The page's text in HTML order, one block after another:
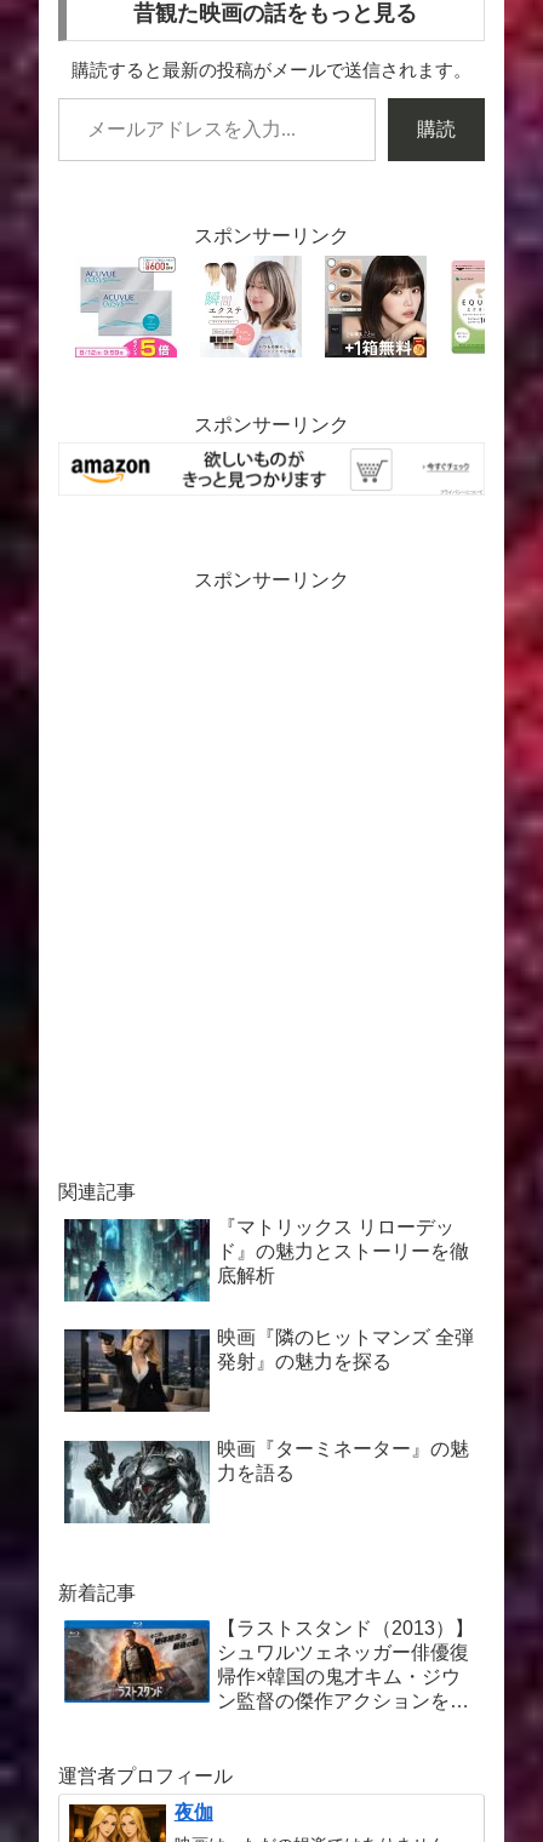
昔観た映画の話をもっと見る
購読すると最新の投稿がメールで送信されます。
購読
スポンサーリンク
スポンサーリンク
スポンサーリンク
関連記事
『マトリックス リローデッ
ド』の魅力とストーリーを徹
底解析
映画『隣のヒットマンズ 全弾
発射』の魅力を探る
映画『ターミネーター』の魅
力を語る
新着記事
【ラストスタンド（2013）】
シュワルツェネッガー俳優復
帰作×韓国の鬼才キム・ジウ
ン監督の傑作アクションを徹
運営者プロフィール
夜伽